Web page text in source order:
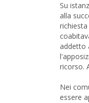
Su
alla
addetto
ricorso.
Nei
essere